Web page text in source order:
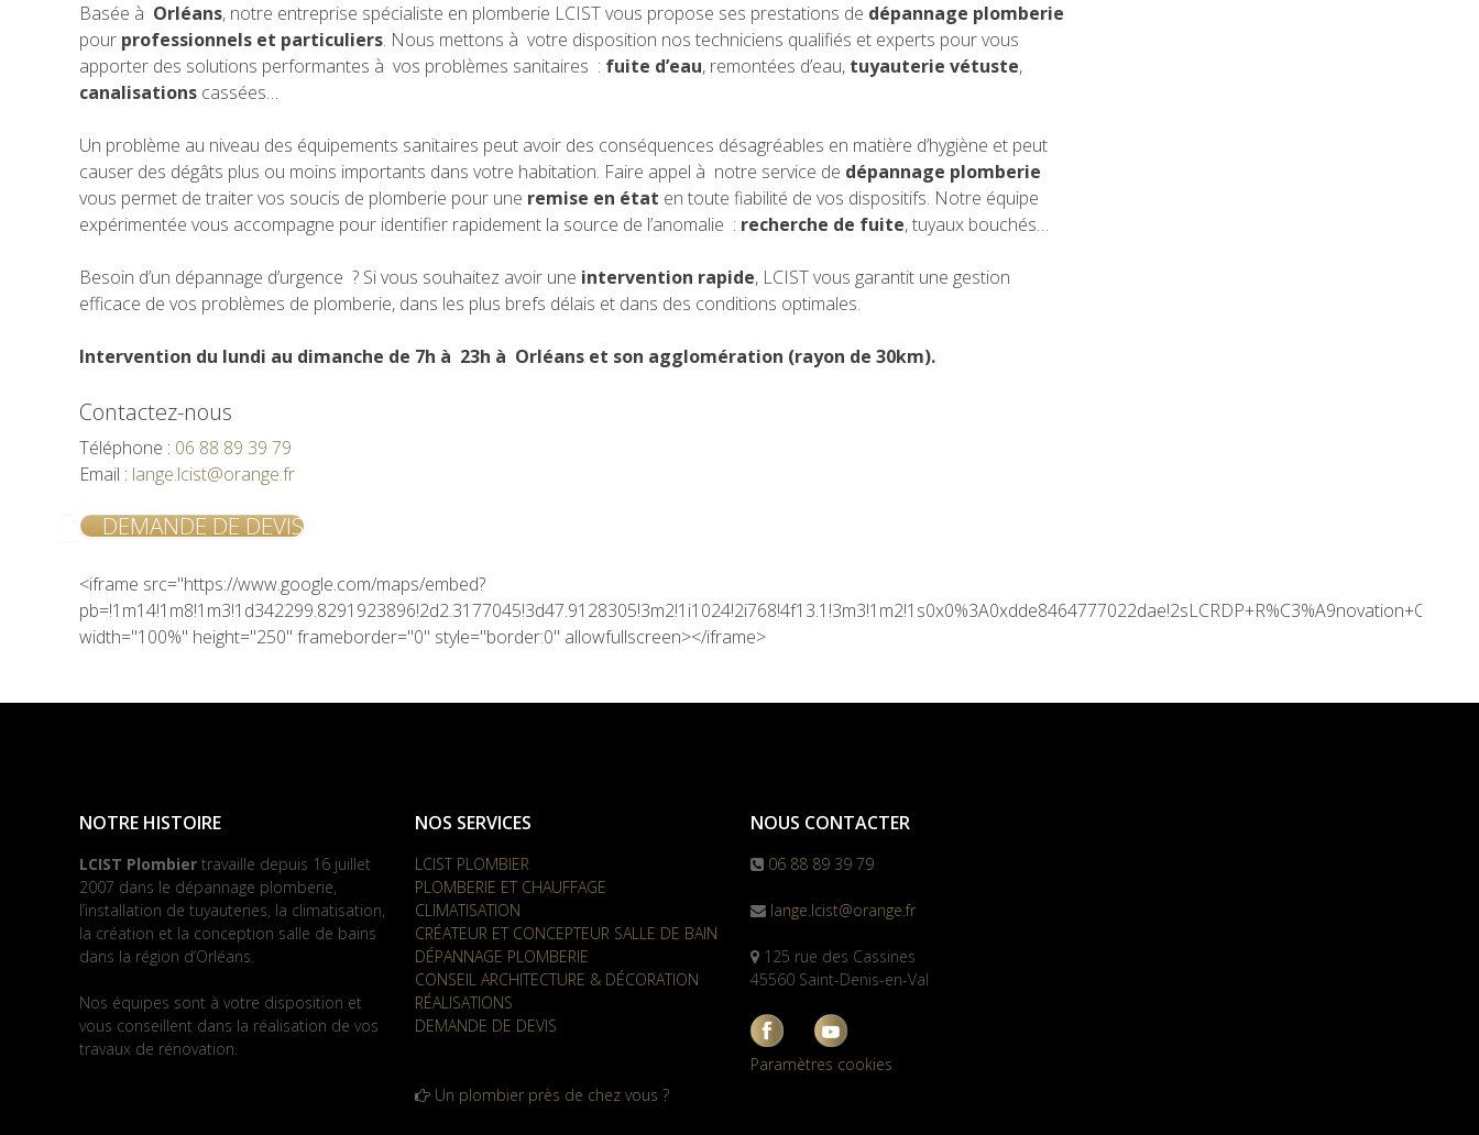
Basée à Orléans, notre entreprise spécialiste en plomberie LCIST vous propose ses prestations de dépannage plomberie
pour professionnels et particuliers. Nous mettons à votre disposition nos techniciens qualifiés et experts pour vous
apporter des solutions performantes à vos problèmes sanitaires : fuite d’eau, remontées d’eau, tuyauterie vétuste,
canalisations cassées…
Un problème au niveau des équipements sanitaires peut avoir des conséquences désagréables en matière d’hygiène et peut
causer des dégâts plus ou moins importants dans votre habitation. Faire appel à notre service de dépannage plomberie
vous permet de traiter vos soucis de plomberie pour une remise en état en toute fiabilité de vos dispositifs. Notre équipe
expérimentée vous accompagne pour identifier rapidement la source de l’anomalie : recherche de fuite, tuyaux bouchés…
Besoin d’un dépannage d’urgence ? Si vous souhaitez avoir une intervention rapide, LCIST vous garantit une gestion
efficace de vos problèmes de plomberie, dans les plus brefs délais et dans des conditions optimales.
Intervention du lundi au dimanche de 7h à 23h à Orléans et son agglomération (rayon de 30km).
Contactez-nous
Téléphone : 06 88 89 39 79
Email : lange.lcist@orange.fr
DEMANDE DE DEVIS
<iframe src="https://www.google.com/maps/embed?
width="100%" height="250" frameborder="0" style="border:0" allowfullscreen></iframe>
NOTRE HISTOIRE
LCIST Plombier travaille depuis 16 juillet
2007 dans le dépannage plomberie,
l’installation de tuyauteries, la climatisation,
la création et la conception salle de bains
dans la région d’Orléans.
Nos équipes sont à votre disposition et
vous conseillent dans la réalisation de vos
travaux de rénovation.
NOS SERVICES
LCIST PLOMBIER
PLOMBERIE ET CHAUFFAGE
CLIMATISATION
CRÉATEUR ET CONCEPTEUR SALLE DE BAIN
DÉPANNAGE PLOMBERIE
CONSEIL ARCHITECTURE & DÉCORATION
RÉALISATIONS
DEMANDE DE DEVIS
Un plombier près de chez vous ?
NOUS CONTACTER
06 88 89 39 79
lange.lcist@orange.fr
125 rue des Cassines
45560 Saint-Denis-en-Val
Paramètres cookies